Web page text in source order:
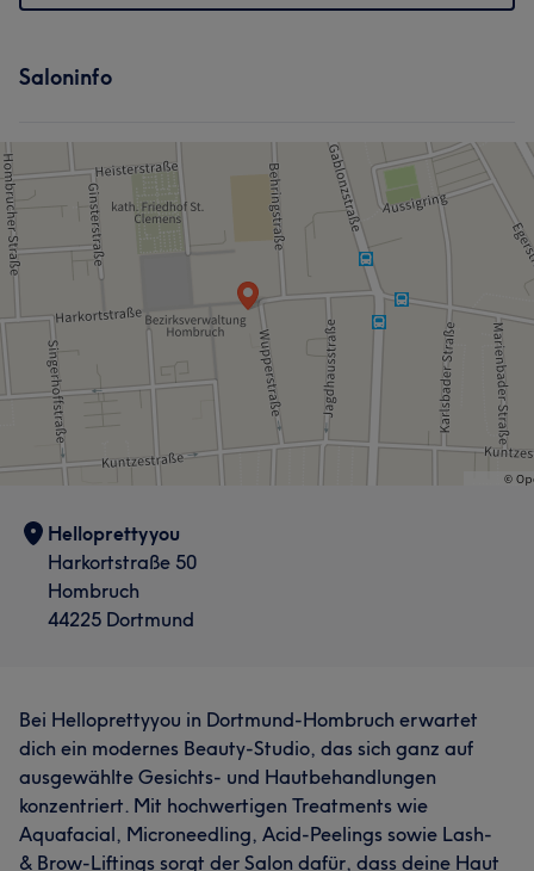
Saloninfo
Helloprettyyou
Harkortstraße 50
Hombruch
44225 Dortmund
Bei Helloprettyyou in Dortmund‑Hombruch erwartet
dich ein modernes Beauty‑Studio, das sich ganz auf
ausgewählte Gesichts‑ und Hautbehandlungen
konzentriert. Mit hochwertigen Treatments wie
Aquafacial, Microneedling, Acid‑Peelings sowie Lash‑
& Brow‑Liftings sorgt der Salon dafür, dass deine Haut